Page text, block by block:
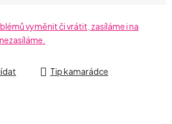
vyměnit či vrátit, zasíláme i na
Tip kamarádce